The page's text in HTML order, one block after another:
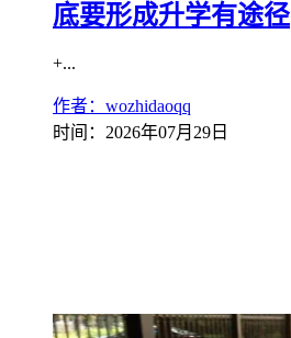
底要形成升学有途径
+...
作者：wozhidaoqq
时间：2026年07月29日